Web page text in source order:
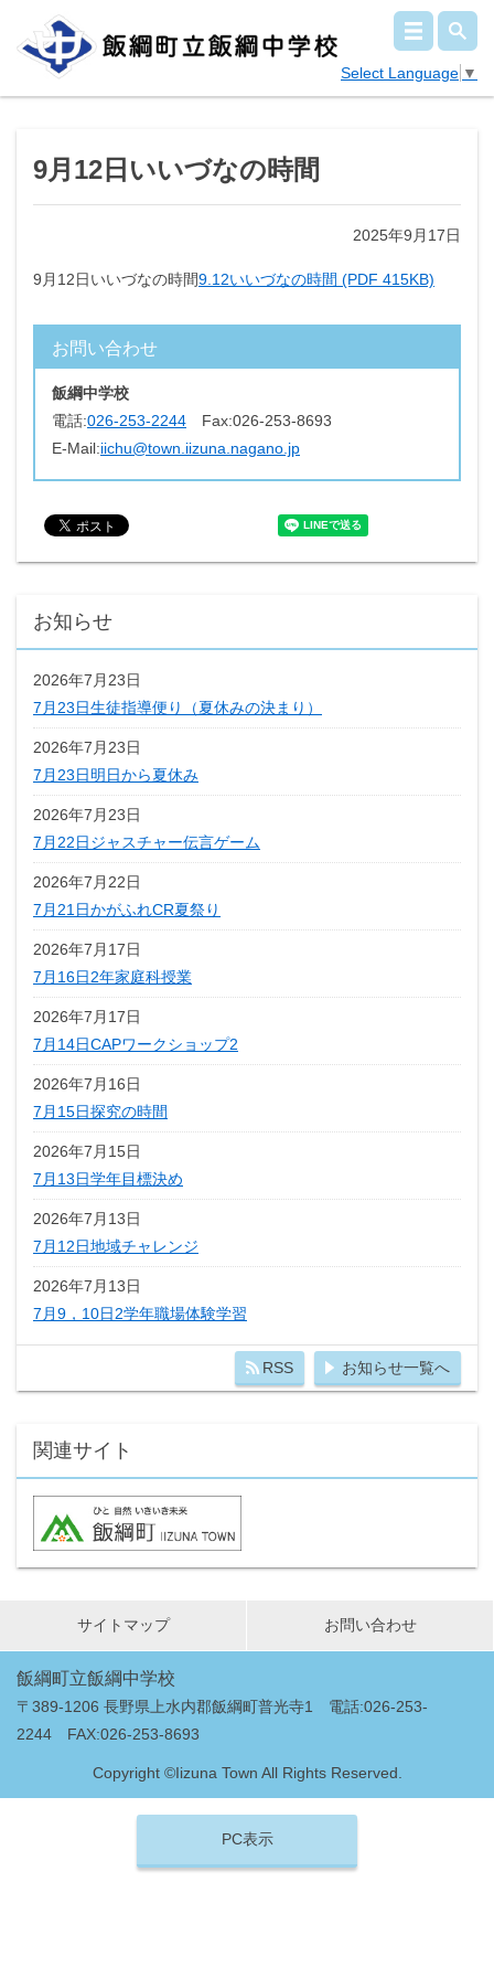
Select Language ▼
9月12日いいづなの時間
2025年9月17日
9月12日いいづなの時間9.12いいづなの時間 (PDF 415KB)
お問い合わせ
飯綱中学校
電話:026-253-2244 Fax:026-253-8693
E-Mail:iichu@town.iizuna.nagano.jp
お知らせ
2026年7月23日
7月23日生徒指導便り（夏休みの決まり）
2026年7月23日
7月23日明日から夏休み
2026年7月23日
7月22日ジャスチャー伝言ゲーム
2026年7月22日
7月21日かがふれCR夏祭り
2026年7月17日
7月16日2年家庭科授業
2026年7月17日
7月14日CAPワークショップ2
2026年7月16日
7月15日探究の時間
2026年7月15日
7月13日学年目標決め
2026年7月13日
7月12日地域チャレンジ
2026年7月13日
7月9，10日2学年職場体験学習
RSS お知らせ一覧へ
関連サイト
サイトマップ お問い合わせ
飯綱町立飯綱中学校
〒389-1206 長野県上水内郡飯綱町普光寺1 電話:026-253-
2244 FAX:026-253-8693
Copyright ©Iizuna Town All Rights Reserved.
PC表示